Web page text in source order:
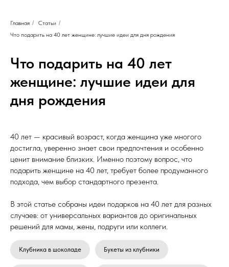
Главная / Статьи /
Что подарить на 40 лет женщине: лучшие идеи для дня рождения
Что подарить на 40 лет
женщине: лучшие идеи для
дня рождения
40 лет — красивый возраст, когда женщина уже многого
достигла, уверенно знает свои предпочтения и особенно
ценит внимание близких. Именно поэтому вопрос, что
подарить женщине на 40 лет, требует более продуманного
подхода, чем выбор стандартного презента.
В этой статье собраны идеи подарков на 40 лет для разных
случаев: от универсальных вариантов до оригинальных
решений для мамы, жены, подруги или коллеги.
Клубника в шоколаде Букеты из клубники